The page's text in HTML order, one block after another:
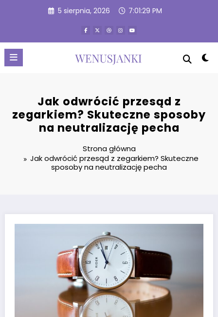
5 sierpnia, 2026 7:01:30 PM
Jak odwrócić przesąd z
zegarkiem? Skuteczne sposoby
na neutralizację pecha
Strona główna
Jak odwrócić przesąd z zegarkiem? Skuteczne
sposoby na neutralizację pecha